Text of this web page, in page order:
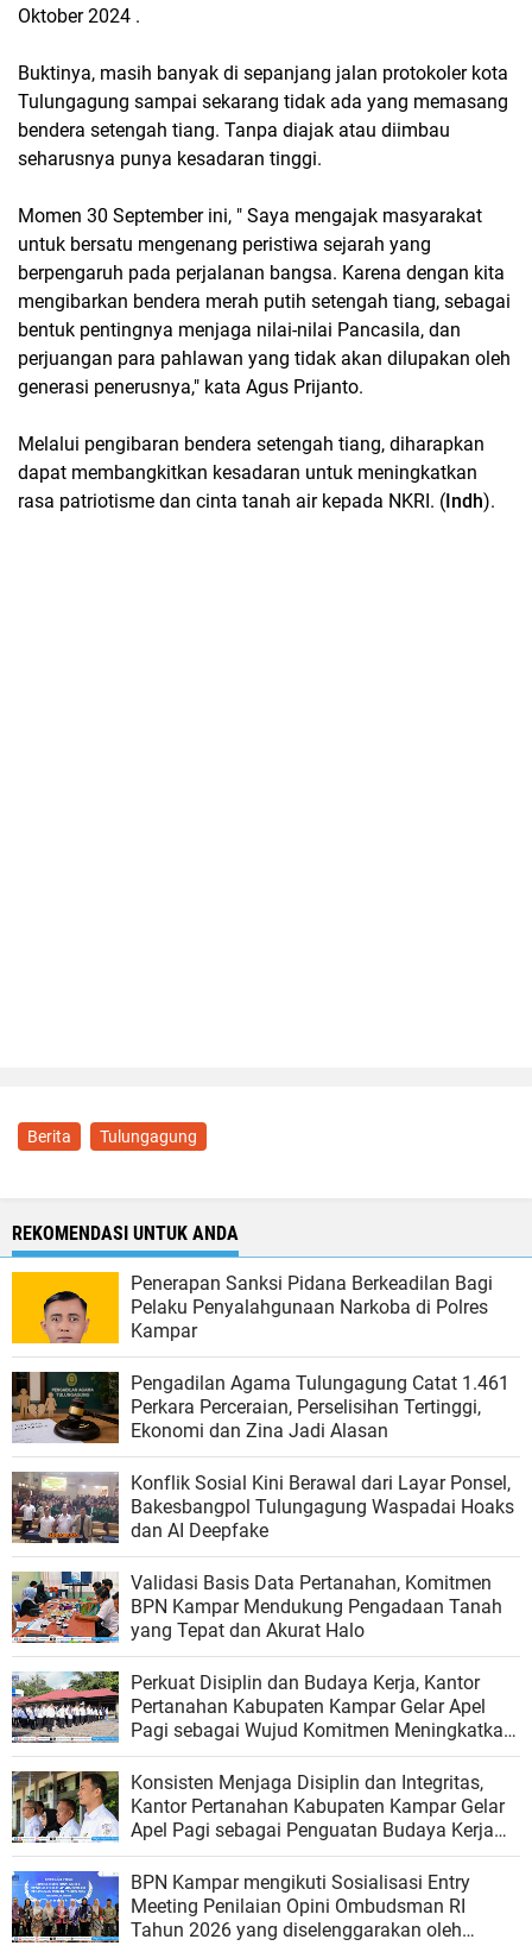
Oktober 2024 .
Buktinya, masih banyak di sepanjang jalan protokoler kota
Tulungagung sampai sekarang tidak ada yang memasang
bendera setengah tiang. Tanpa diajak atau diimbau
seharusnya punya kesadaran tinggi.
Momen 30 September ini, " Saya mengajak masyarakat
untuk bersatu mengenang peristiwa sejarah yang
berpengaruh pada perjalanan bangsa. Karena dengan kita
mengibarkan bendera merah putih setengah tiang, sebagai
bentuk pentingnya menjaga nilai-nilai Pancasila, dan
perjuangan para pahlawan yang tidak akan dilupakan oleh
generasi penerusnya," kata Agus Prijanto.
Melalui pengibaran bendera setengah tiang, diharapkan
dapat membangkitkan kesadaran untuk meningkatkan
rasa patriotisme dan cinta tanah air kepada NKRI. (Indh).
Berita Tulungagung
REKOMENDASI UNTUK ANDA
Penerapan Sanksi Pidana Berkeadilan Bagi
Pelaku Penyalahgunaan Narkoba di Polres
Kampar
Pengadilan Agama Tulungagung Catat 1.461
Perkara Perceraian, Perselisihan Tertinggi,
Ekonomi dan Zina Jadi Alasan
Konflik Sosial Kini Berawal dari Layar Ponsel,
Bakesbangpol Tulungagung Waspadai Hoaks
dan AI Deepfake
Validasi Basis Data Pertanahan, Komitmen
BPN Kampar Mendukung Pengadaan Tanah
yang Tepat dan Akurat Halo
Perkuat Disiplin dan Budaya Kerja, Kantor
Pertanahan Kabupaten Kampar Gelar Apel
Pagi sebagai Wujud Komitmen Meningkatkan
Kualitas Pelayanan
Konsisten Menjaga Disiplin dan Integritas,
Kantor Pertanahan Kabupaten Kampar Gelar
Apel Pagi sebagai Penguatan Budaya Kerja
Organisasi
BPN Kampar mengikuti Sosialisasi Entry
Meeting Penilaian Opini Ombudsman RI
Tahun 2026 yang diselenggarakan oleh